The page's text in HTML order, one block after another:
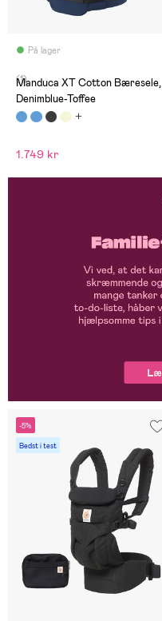
På lager
(1)
Manduca XT Cotton Bæresele,
Denimblue-Toffee
1.749 kr
-5%
Bedst i test